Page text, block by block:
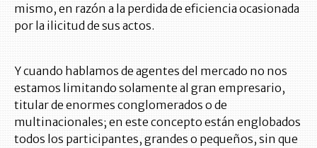
mismo, en razón a la perdida de eficiencia ocasionada
por la ilicitud de sus actos.
Y cuando hablamos de agentes del mercado no nos
estamos limitando solamente al gran empresario,
titular de enormes conglomerados o de
multinacionales; en este concepto están englobados
todos los participantes, grandes o pequeños, sin que